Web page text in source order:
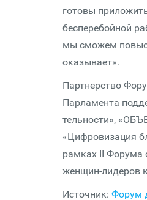
готовы
бесперебойной
мы сможем
оказывает».
Партнерство
Парламента
тель­ности»,
«Цифровизация
рамках II Форума
женщин-лидеров
Источник: Форум